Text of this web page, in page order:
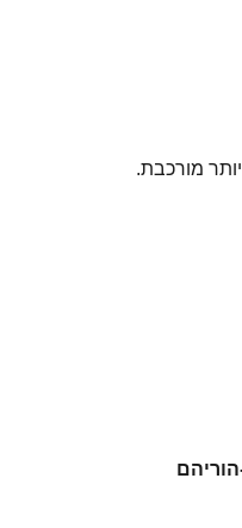
מורכבת.
הוריהם